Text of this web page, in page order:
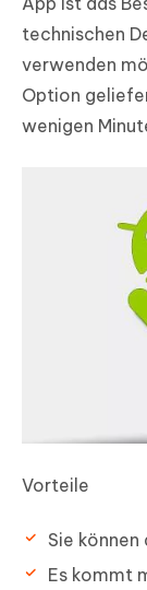
technischen
verwenden
Option
wenigen
Vorteile
Sie
Es kommt